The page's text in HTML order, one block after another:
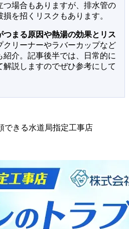
つ場合もありますが、排水管の
を招くリスクもあります。
つまる原因や熱湯の効果とリス
クリーナーやラバーカップなど
介。記事後半では、日常的に
説しますのでぜひ参考にして
できる水道局指定工事店